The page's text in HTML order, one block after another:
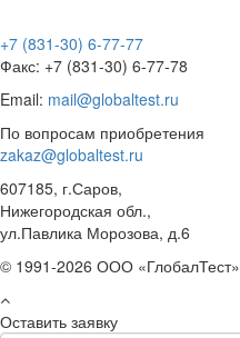
+7 (831-30) 6-77-77
Факс: +7 (831-30) 6-77-78
Email: mail@globaltest.ru
По вопросам приобретения
zakaz@globaltest.ru
607185, г.Саров,
Нижегородская обл.,
ул.Павлика Морозова, д.6
© 1991-2026 ООО «ГлобалТест»
Оставить заявку